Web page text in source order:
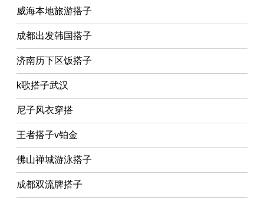
威海本地旅游搭子
成都出发韩国搭子
济南历下区饭搭子
k歌搭子武汉
尼子风衣穿搭
王者搭子v铂金
佛山禅城游泳搭子
成都双流牌搭子